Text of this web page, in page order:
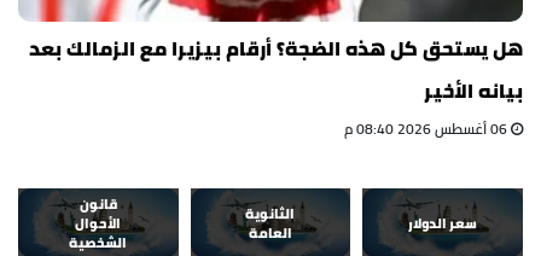
هل يستحق كل هذه الضجة؟ أرقام بيزيرا مع الزمالك بعد
بيانه الأخير
سعر الدولار
الثانوية
العامة
قانون
الأحوال
الشخصية